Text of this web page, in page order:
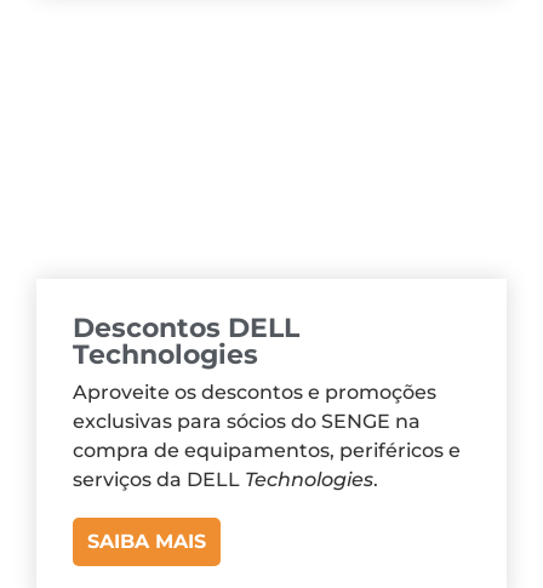
Descontos DELL
Technologies
Aproveite os descontos e promoções
exclusivas para sócios do SENGE na
compra de equipamentos, periféricos e
serviços da DELL Technologies.
SAIBA MAIS